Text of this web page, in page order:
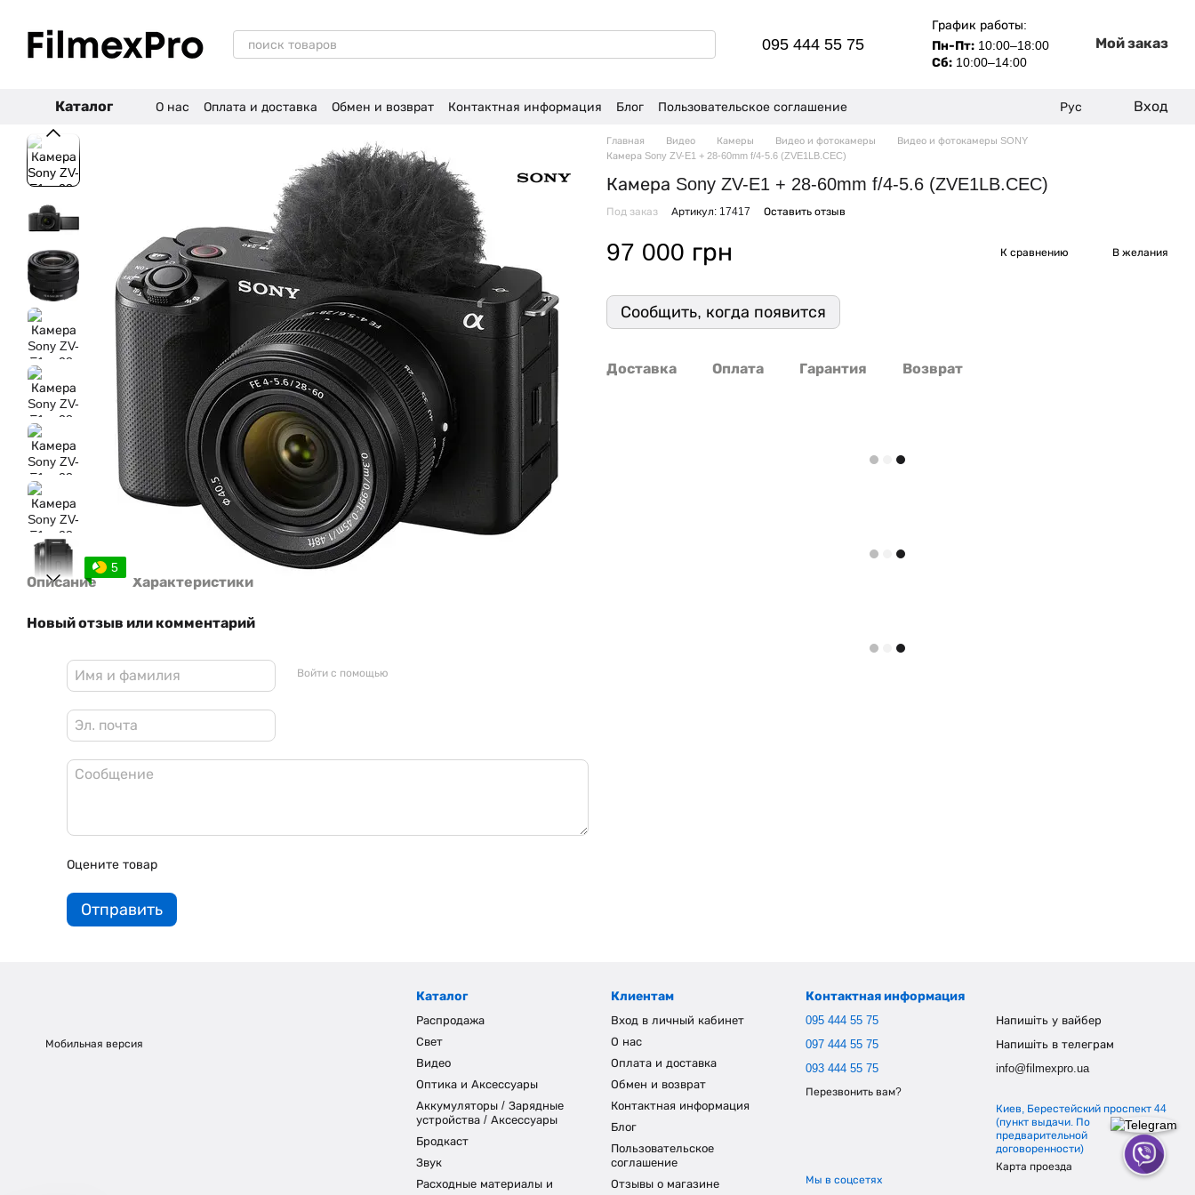
095 444 55 75
График работы:
Пн-Пт: 10:00–18:00
Сб: 10:00–14:00
Мой заказ
Каталог О нас Оплата и доставка Обмен и возврат Контактная информация Блог
Пользовательское соглашение
Рус Вход
5
Описание Характеристики
Новый отзыв или комментарий
Войти с помощью
Оцените товар
Отправить
Главная Видео Камеры Видео и фотокамеры
Видео и фотокамеры SONY
Камера Sony ZV-E1 + 28-60mm f/4-5.6 (ZVE1LB.CEC)
Камера Sony ZV-E1 + 28-60mm f/4-5.6 (ZVE1LB.CEC)
Под заказ Артикул: 17417 Оставить отзыв
97 000 грн К сравнению В желания
Сообщить, когда появится
Доставка Оплата Гарантия Возврат
Мобильная версия
Каталог
Распродажа
Свет
Видео
Оптика и Аксессуары
Аккумуляторы / Зарядные
устройства / Аксессуары
Бродкаст
Звук
Расходные материалы и
Клиентам
Вход в личный кабинет
О нас
Оплата и доставка
Обмен и возврат
Контактная информация
Блог
Пользовательское
соглашение
Отзывы о магазине
Контактная информация
095 444 55 75
097 444 55 75
093 444 55 75
Перезвонить вам?
Напишіть у вайбер
Напишіть в телеграм
info@filmexpro.ua
Киев, Берестейский проспект 44
(пункт выдачи. По
предварительной
договоренности)
Карта проезда
Мы в соцсетях